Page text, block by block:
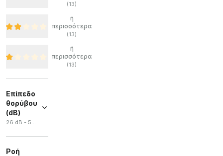
(13)
ή
περισσότερα
(13)
ή
περισσότερα
(13)
Επίπεδο
θορύβου
(dB)
26 dB - 56 dB
Ροή